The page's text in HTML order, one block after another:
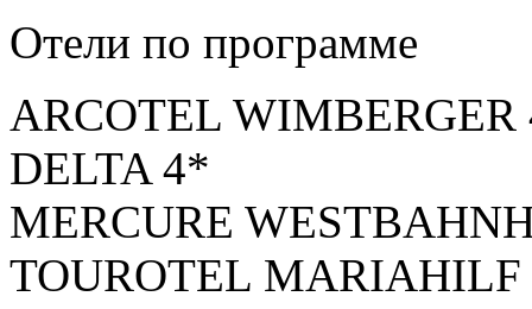
Отели по программе
ARCOTEL WIMBERGER
DELTA 4*
MERCURE
TOUROTEL